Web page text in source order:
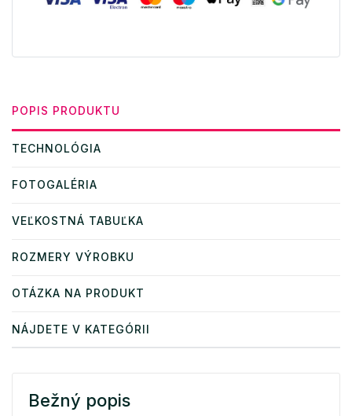
POPIS PRODUKTU
TECHNOLÓGIA
FOTOGALÉRIA
VEĽKOSTNÁ TABUĽKA
ROZMERY VÝROBKU
OTÁZKA NA PRODUKT
NÁJDETE V KATEGÓRII
Bežný popis